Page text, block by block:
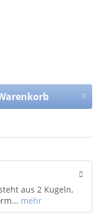
aus 2 Kugeln,
mehr